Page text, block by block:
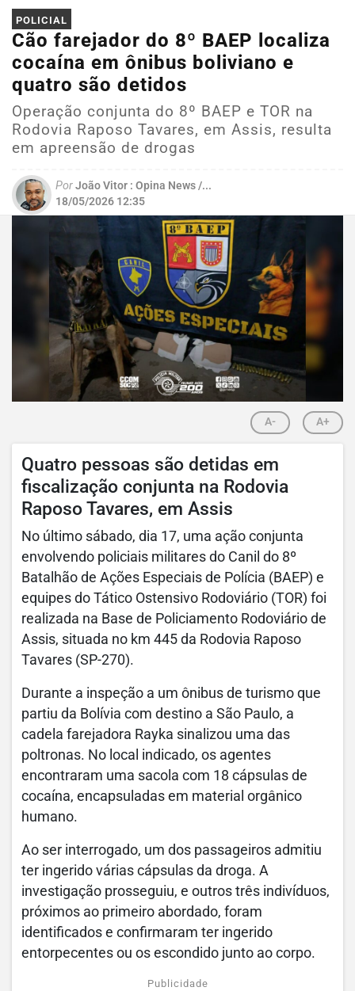
POLICIAL
Cão farejador do 8º BAEP localiza
cocaína em ônibus boliviano e
quatro são detidos
Operação conjunta do 8º BAEP e TOR na
Rodovia Raposo Tavares, em Assis, resulta
em apreensão de drogas
PorJoão Vitor : Opina News /...
18/05/2026 12:35
A- A+
Quatro pessoas são detidas em
fiscalização conjunta na Rodovia
Raposo Tavares, em Assis
No último sábado, dia 17, uma ação conjunta
envolvendo policiais militares do Canil do 8º
Batalhão de Ações Especiais de Polícia (BAEP) e
equipes do Tático Ostensivo Rodoviário (TOR) foi
realizada na Base de Policiamento Rodoviário de
Assis, situada no km 445 da Rodovia Raposo
Tavares (SP-270).
Durante a inspeção a um ônibus de turismo que
partiu da Bolívia com destino a São Paulo, a
cadela farejadora Rayka sinalizou uma das
poltronas. No local indicado, os agentes
encontraram uma sacola com 18 cápsulas de
cocaína, encapsuladas em material orgânico
humano.
Ao ser interrogado, um dos passageiros admitiu
ter ingerido várias cápsulas da droga. A
investigação prosseguiu, e outros três indivíduos,
próximos ao primeiro abordado, foram
identificados e confirmaram ter ingerido
entorpecentes ou os escondido junto ao corpo.
Publicidade